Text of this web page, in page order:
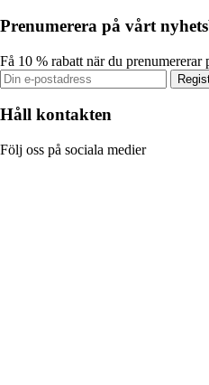
Prenumerera på vårt
Få 10 % rabatt när du prenumererar
Håll kontakten
Följ oss på sociala medier